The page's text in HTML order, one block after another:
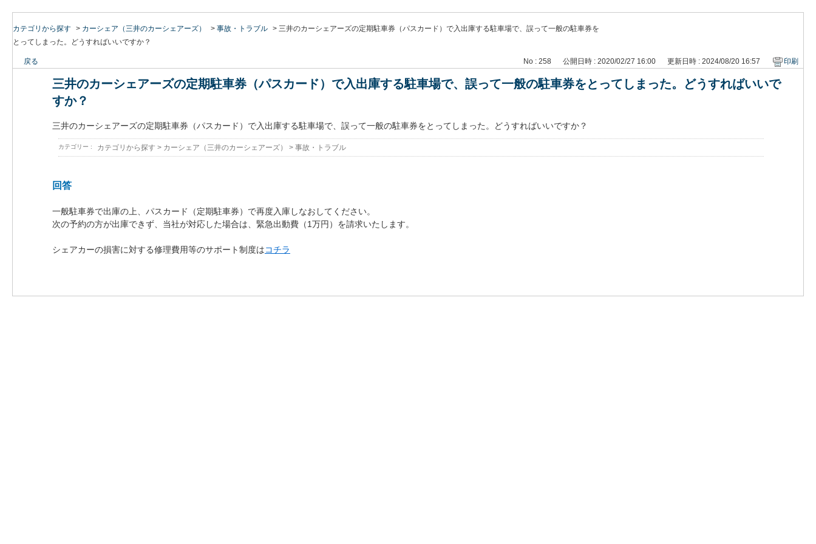
カテゴリから探す > カーシェア（三井のカーシェアーズ） > 事故・トラブル > 三井のカーシェアーズの定期駐車券（パスカード）で入出庫する駐車場で、誤って一般の駐車券を
とってしまった。どうすればいいですか？
戻る No : 258 公開日時 : 2020/02/27 16:00 更新日時 : 2024/08/20 16:57 印刷
三井のカーシェアーズの定期駐車券（パスカード）で入出庫する駐車場で、誤って一般の駐車券をとってしまった。どうすればいいで
すか？
三井のカーシェアーズの定期駐車券（パスカード）で入出庫する駐車場で、誤って一般の駐車券をとってしまった。どうすればいいですか？
カテゴリー : カテゴリから探す > カーシェア（三井のカーシェアーズ） > 事故・トラブル
回答
一般駐車券で出庫の上、パスカード（定期駐車券）で再度入庫しなおしてください。
次の予約の方が出庫できず、当社が対応した場合は、緊急出動費（1万円）を請求いたします。
シェアカーの損害に対する修理費用等のサポート制度はコチラ